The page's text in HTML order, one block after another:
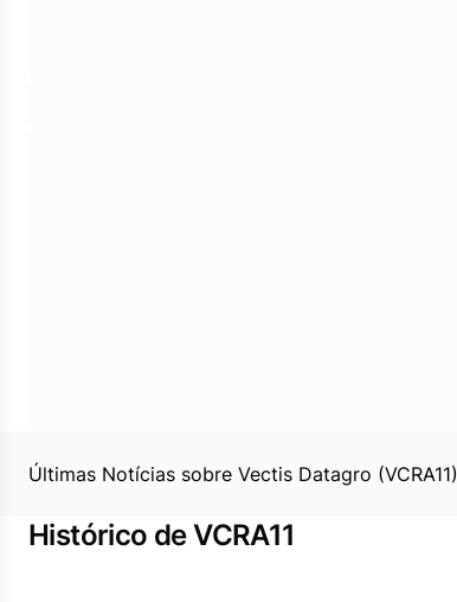
Últimas Notícias sobre Vectis Datagro (VCRA11)
Histórico de VCRA11